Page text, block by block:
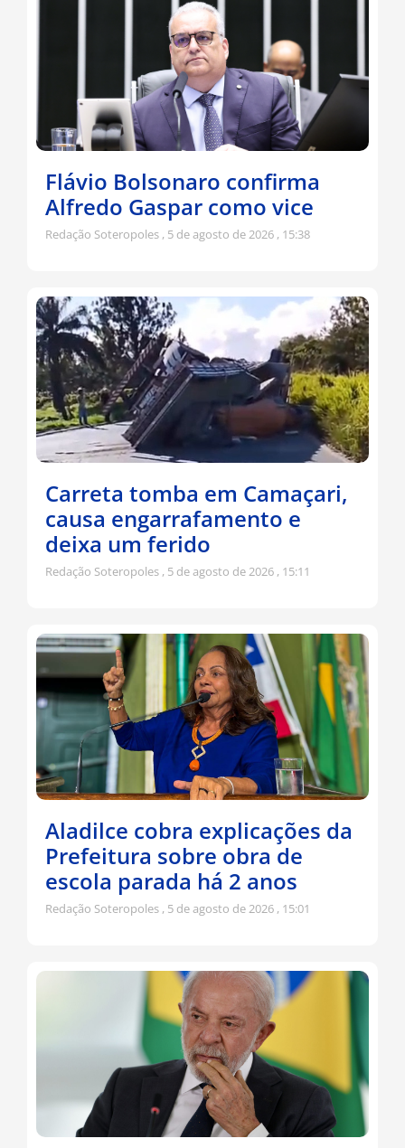
Flávio Bolsonaro confirma
Alfredo Gaspar como vice
Redação Soteropoles 5 de agosto de 2026 15:38
Carreta tomba em Camaçari,
causa engarrafamento e
deixa um ferido
Redação Soteropoles 5 de agosto de 2026 15:11
Aladilce cobra explicações da
Prefeitura sobre obra de
escola parada há 2 anos
Redação Soteropoles 5 de agosto de 2026 15:01